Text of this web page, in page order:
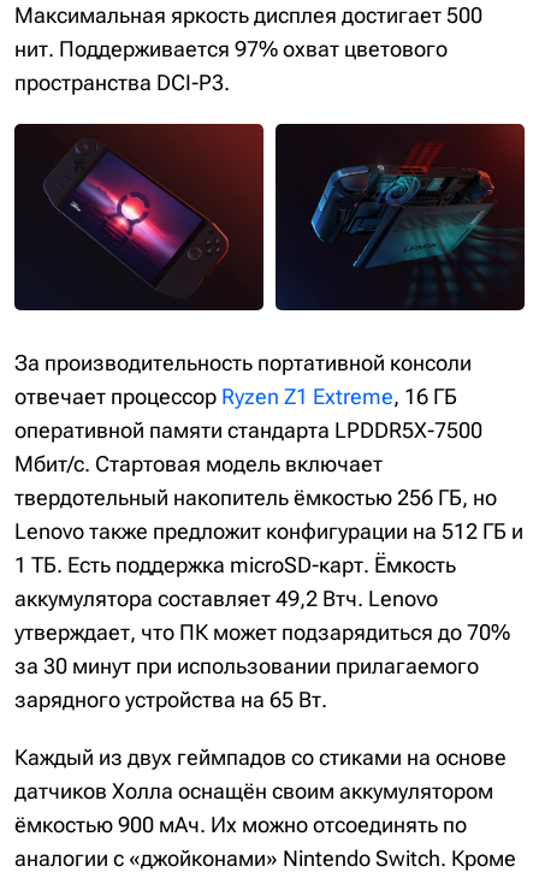
Максимальная яркость дисплея достигает 500
нит. Поддерживается 97% охват цветового
пространства DCI-P3.
За производительность портативной консоли
отвечает процессор Ryzen Z1 Extreme, 16 ГБ
оперативной памяти стандарта LPDDR5X-7500
Мбит/с. Стартовая модель включает
твердотельный накопитель ёмкостью 256 ГБ, но
Lenovo также предложит конфигурации на 512 ГБ и
1 ТБ. Есть поддержка microSD-карт. Ёмкость
аккумулятора составляет 49,2 Втч. Lenovo
утверждает, что ПК может подзарядиться до 70%
за 30 минут при использовании прилагаемого
зарядного устройства на 65 Вт.
Каждый из двух геймпадов со стиками на основе
датчиков Холла оснащён своим аккумулятором
ёмкостью 900 мАч. Их можно отсоединять по
аналогии с «джойконами» Nintendo Switch. Кроме